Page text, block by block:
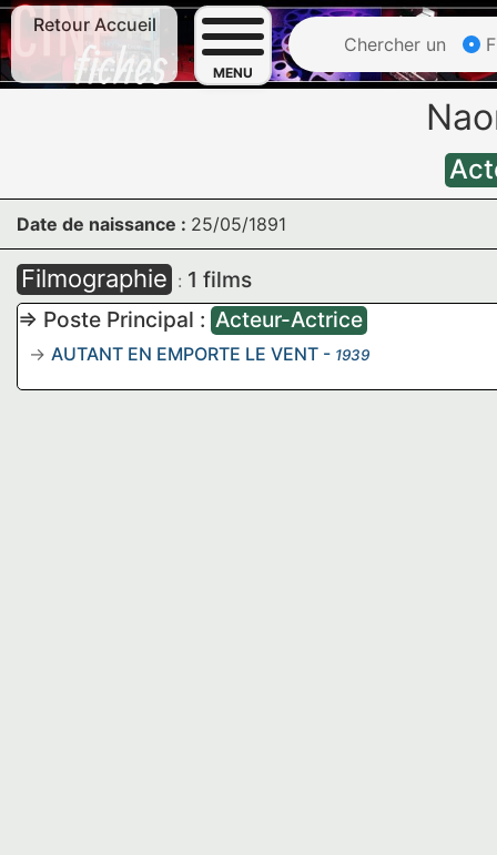
Retour Accueil
MENU
Chercher un
Date de naissance : 25/05/1891
Filmographie : 1 films
=> Poste Principal : Acteur-Actrice
AUTANT EN EMPORTE LE VENT - 1939